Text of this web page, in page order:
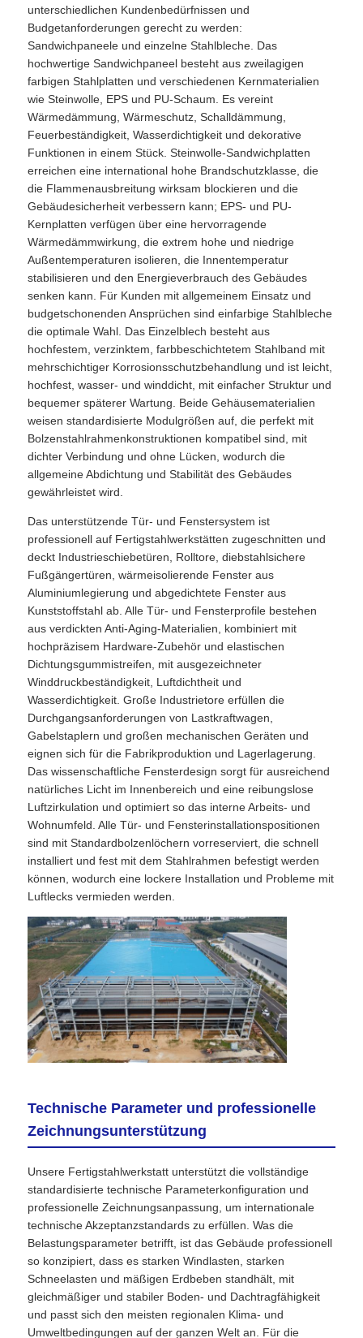
unterschiedlichen Kundenbedürfnissen und
Budgetanforderungen gerecht zu werden:
Sandwichpaneele und einzelne Stahlbleche. Das
hochwertige Sandwichpaneel besteht aus zweilagigen
farbigen Stahlplatten und verschiedenen Kernmaterialien
wie Steinwolle, EPS und PU-Schaum. Es vereint
Wärmedämmung, Wärmeschutz, Schalldämmung,
Feuerbeständigkeit, Wasserdichtigkeit und dekorative
Funktionen in einem Stück. Steinwolle-Sandwichplatten
erreichen eine international hohe Brandschutzklasse, die
die Flammenausbreitung wirksam blockieren und die
Gebäudesicherheit verbessern kann; EPS- und PU-
Kernplatten verfügen über eine hervorragende
Wärmedämmwirkung, die extrem hohe und niedrige
Außentemperaturen isolieren, die Innentemperatur
stabilisieren und den Energieverbrauch des Gebäudes
senken kann. Für Kunden mit allgemeinem Einsatz und
budgetschonenden Ansprüchen sind einfarbige Stahlbleche
die optimale Wahl. Das Einzelblech besteht aus
hochfestem, verzinktem, farbbeschichtetem Stahlband mit
mehrschichtiger Korrosionsschutzbehandlung und ist leicht,
hochfest, wasser- und winddicht, mit einfacher Struktur und
bequemer späterer Wartung. Beide Gehäusematerialien
weisen standardisierte Modulgrößen auf, die perfekt mit
Bolzenstahlrahmenkonstruktionen kompatibel sind, mit
dichter Verbindung und ohne Lücken, wodurch die
allgemeine Abdichtung und Stabilität des Gebäudes
gewährleistet wird.
Das unterstützende Tür- und Fenstersystem ist
professionell auf Fertigstahlwerkstätten zugeschnitten und
deckt Industrieschiebetüren, Rolltore, diebstahlsichere
Fußgängertüren, wärmeisolierende Fenster aus
Aluminiumlegierung und abgedichtete Fenster aus
Kunststoffstahl ab. Alle Tür- und Fensterprofile bestehen
aus verdickten Anti-Aging-Materialien, kombiniert mit
hochpräzisem Hardware-Zubehör und elastischen
Dichtungsgummistreifen, mit ausgezeichneter
Winddruckbeständigkeit, Luftdichtheit und
Wasserdichtigkeit. Große Industrietore erfüllen die
Durchgangsanforderungen von Lastkraftwagen,
Gabelstaplern und großen mechanischen Geräten und
eignen sich für die Fabrikproduktion und Lagerlagerung.
Das wissenschaftliche Fensterdesign sorgt für ausreichend
natürliches Licht im Innenbereich und eine reibungslose
Luftzirkulation und optimiert so das interne Arbeits- und
Wohnumfeld. Alle Tür- und Fensterinstallationspositionen
sind mit Standardbolzenlöchern vorreserviert, die schnell
installiert und fest mit dem Stahlrahmen befestigt werden
können, wodurch eine lockere Installation und Probleme mit
Luftlecks vermieden werden.
Technische Parameter und professionelle
Zeichnungsunterstützung
Unsere Fertigstahlwerkstatt unterstützt die vollständige
standardisierte technische Parameterkonfiguration und
professionelle Zeichnungsanpassung, um internationale
technische Akzeptanzstandards zu erfüllen. Was die
Belastungsparameter betrifft, ist das Gebäude professionell
so konzipiert, dass es starken Windlasten, starken
Schneelasten und mäßigen Erdbeben standhält, mit
gleichmäßiger und stabiler Boden- und Dachtragfähigkeit
und passt sich den meisten regionalen Klima- und
Umweltbedingungen auf der ganzen Welt an. Für die